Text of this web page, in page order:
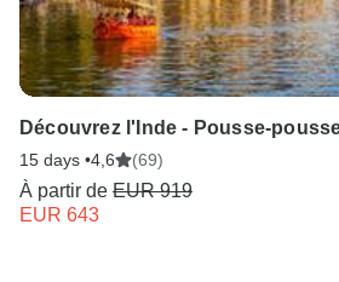
Découvrez l'Inde - Pousse-
15 days •4,6 (69)
À partir de EUR 919
EUR 643